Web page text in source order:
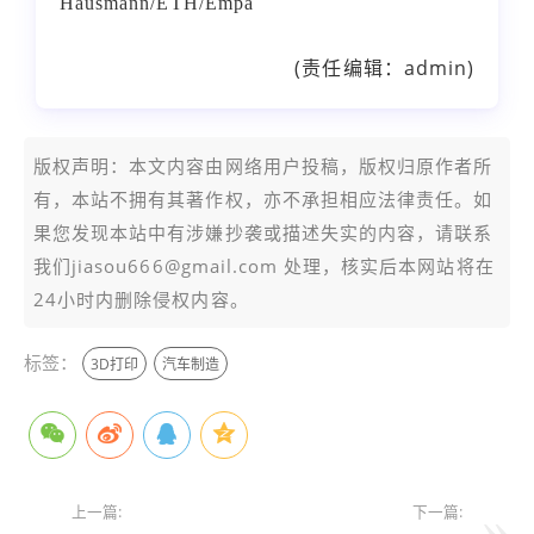
(责任编辑：admin)
版权声明：本文内容由网络用户投稿，版权归原作者所
有，本站不拥有其著作权，亦不承担相应法律责任。如
果您发现本站中有涉嫌抄袭或描述失实的内容，请联系
我们jiasou666@gmail.com 处理，核实后本网站将在
24小时内删除侵权内容。
标签： 3D打印 汽车制造
上一篇: 下一篇: